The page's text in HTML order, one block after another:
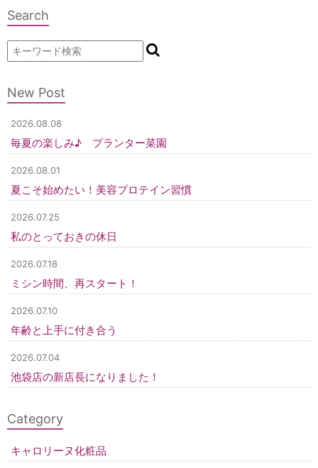
Search
New Post
2026.08.08
毎夏の楽しみ♪ プランター菜園
2026.08.01
夏こそ始めたい！美容プロテイン習慣
2026.07.25
私のとっておきの休日
2026.07.18
ミシン時間、再スタート！
2026.07.10
年齢と上手に付き合う
2026.07.04
池袋店の新店長になりました！
Category
キャロリーヌ化粧品